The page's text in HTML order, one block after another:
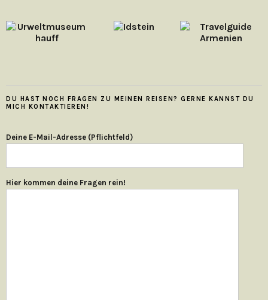
DU HAST NOCH FRAGEN ZU MEINEN REISEN? GERNE KANNST DU
MICH KONTAKTIEREN!
Deine E-Mail-Adresse (Pflichtfeld)
Hier kommen deine Fragen rein!